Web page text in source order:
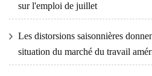
sur l'emploi de juillet
Les distorsions saisonnières
situation du marché du travail